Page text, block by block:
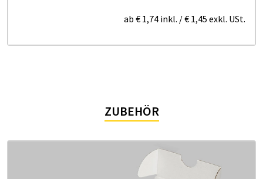
ab € 1,74 inkl. /€ 1,45 exkl. USt.
ZUBEHÖR